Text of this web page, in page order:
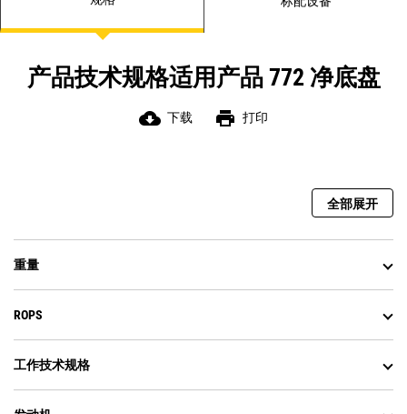
产品技术规格适用产品 772 净底盘
cloud_download 下载 print 打印
全部展开
重量
ROPS
工作技术规格